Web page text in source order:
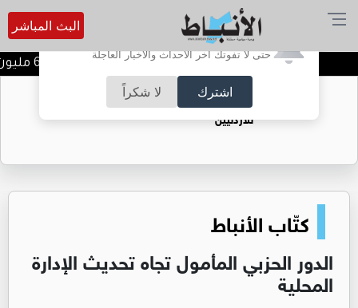
أترغب في تفعيل الإشعارات؟
حتى لا تفوتك آخر الأحداث والأخبار العاجلة
اشترك لا شكراً
البث المباشر
مصفاة البترول تحقق 62.1 مليون دينار أرباحا صافية في النصف الأول من 2026
حقل الريشة حين يتحول الغاز إلى فرص عمل
للأردنيين
كتّاب الأنباط
الدور الحزبي المأمول تجاه تحديث الإدارة
المحلية